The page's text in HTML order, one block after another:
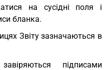
на сусідні поля і
бланка.
Звіту зазначаються в
підписами